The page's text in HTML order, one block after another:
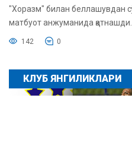
"Хоразм" билан беллашувдан
матбуот анжуманида қатнашди.
142 0
КЛУБ ЯНГИЛИКЛАРИ